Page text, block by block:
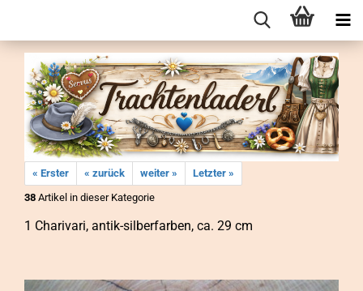
« Erster « zurück weiter »
Letzter »
38 Artikel in dieser Kategorie
1 Cha­ri­va­ri, antik-​silberfarben, ca. 29 cm